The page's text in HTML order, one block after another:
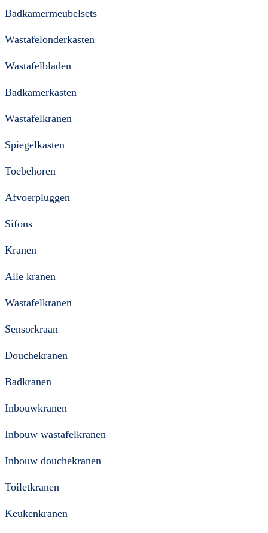
Badkamermeubelsets
Wastafelonderkasten
Wastafelbladen
Badkamerkasten
Wastafelkranen
Spiegelkasten
Toebehoren
Afvoerpluggen
Sifons
Kranen
Alle kranen
Wastafelkranen
Sensorkraan
Douchekranen
Badkranen
Inbouwkranen
Inbouw wastafelkranen
Inbouw douchekranen
Toiletkranen
Keukenkranen